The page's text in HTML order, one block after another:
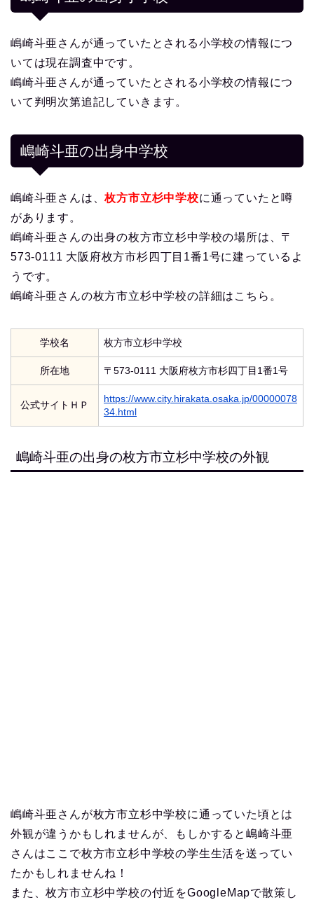
嶋崎斗亜さんが通っていたとされる小学校の情報につ
いては現在調査中です。
嶋崎斗亜さんが通っていたとされる小学校の情報につ
いて判明次第追記していきます。
嶋崎斗亜の出身中学校
嶋崎斗亜さんは、枚方市立杉中学校に通っていたと噂
があります。
嶋崎斗亜さんの出身の枚方市立杉中学校の場所は、〒
573-0111 大阪府枚方市杉四丁目1番1号に建っているよ
うです。
嶋崎斗亜さんの枚方市立杉中学校の詳細はこちら。
学校名 枚方市立杉中学校
所在地 〒573-0111 大阪府枚方市杉四丁目1番1号
公式サイトＨＰ
https://www.city.hirakata.osaka.jp/00000078
34.html
嶋崎斗亜の出身の枚方市立杉中学校の外観
嶋崎斗亜さんが枚方市立杉中学校に通っていた頃とは
外観が違うかもしれませんが、もしかすると嶋崎斗亜
さんはここで枚方市立杉中学校の学生生活を送ってい
たかもしれませんね！
また、枚方市立杉中学校の付近をGoogleMapで散策し